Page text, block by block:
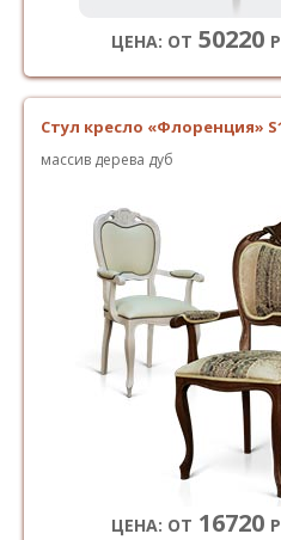
ЦЕНА: ОТ 50220
Стул кресло «Флоренция»
массив дерева дуб
ЦЕНА: ОТ 16720